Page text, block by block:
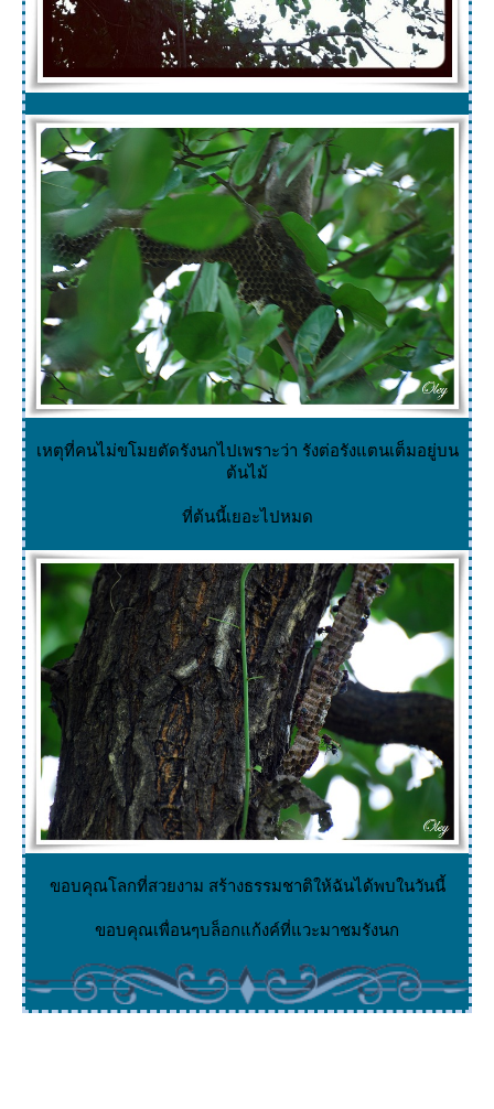
เหตุที่คนไม่ขโมยตัดรังนกไปเพราะว่า รังต่อรังแตนเต็มอยู่บน
ต้นไม้
ที่ต้นนี้เยอะไปหมด
ขอบคุณโลกที่สวยงาม สร้างธรรมชาติให้ฉันได้พบในวันนี้
ขอบคุณเพื่อนๆบล็อกแก้งค์ที่แวะมาชมรังนก